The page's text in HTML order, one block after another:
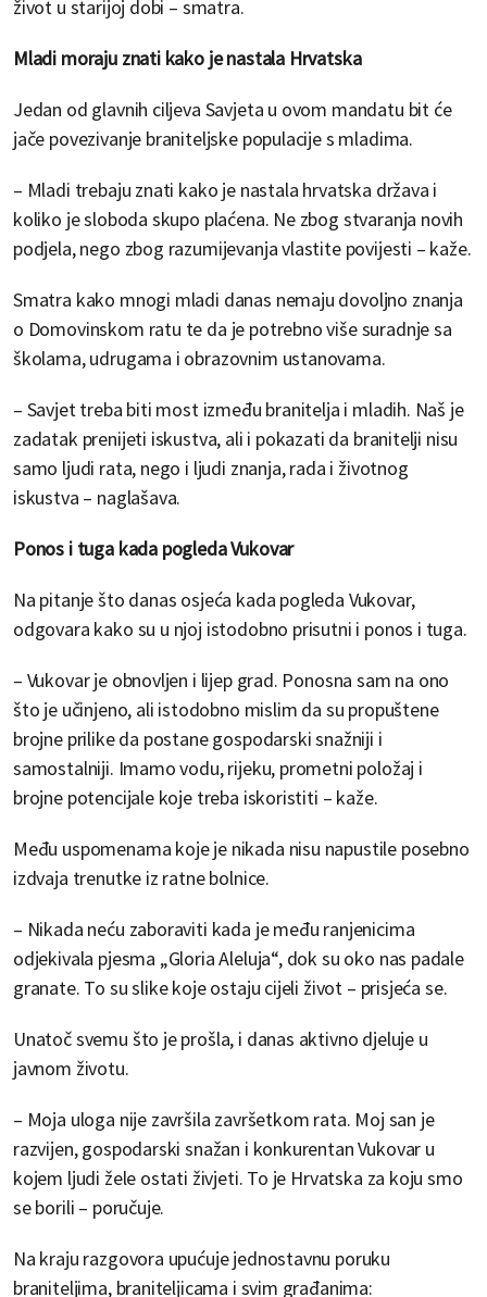
život u starijoj dobi – smatra.
Mladi moraju znati kako je nastala Hrvatska
Jedan od glavnih ciljeva Savjeta u ovom mandatu bit će
jače povezivanje braniteljske populacije s mladima.
– Mladi trebaju znati kako je nastala hrvatska država i
koliko je sloboda skupo plaćena. Ne zbog stvaranja novih
podjela, nego zbog razumijevanja vlastite povijesti – kaže.
Smatra kako mnogi mladi danas nemaju dovoljno znanja
o Domovinskom ratu te da je potrebno više suradnje sa
školama, udrugama i obrazovnim ustanovama.
– Savjet treba biti most između branitelja i mladih. Naš je
zadatak prenijeti iskustva, ali i pokazati da branitelji nisu
samo ljudi rata, nego i ljudi znanja, rada i životnog
iskustva – naglašava.
Ponos i tuga kada pogleda Vukovar
Na pitanje što danas osjeća kada pogleda Vukovar,
odgovara kako su u njoj istodobno prisutni i ponos i tuga.
– Vukovar je obnovljen i lijep grad. Ponosna sam na ono
što je učinjeno, ali istodobno mislim da su propuštene
brojne prilike da postane gospodarski snažniji i
samostalniji. Imamo vodu, rijeku, prometni položaj i
brojne potencijale koje treba iskoristiti – kaže.
Među uspomenama koje je nikada nisu napustile posebno
izdvaja trenutke iz ratne bolnice.
– Nikada neću zaboraviti kada je među ranjenicima
odjekivala pjesma „Gloria Aleluja“, dok su oko nas padale
granate. To su slike koje ostaju cijeli život – prisjeća se.
Unatoč svemu što je prošla, i danas aktivno djeluje u
javnom životu.
– Moja uloga nije završila završetkom rata. Moj san je
razvijen, gospodarski snažan i konkurentan Vukovar u
kojem ljudi žele ostati živjeti. To je Hrvatska za koju smo
se borili – poručuje.
Na kraju razgovora upućuje jednostavnu poruku
braniteljima, braniteljicama i svim građanima: